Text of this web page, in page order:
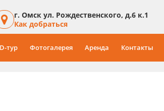
г. Омск ул. Рождественского, д.6 к.1
Как добраться
тур Фотогалерея Аренда Контакты